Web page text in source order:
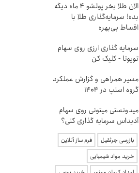
الان طلا بخر پولشو 4 ماه دیگه
بده! سرمایه‌گذاری طلا با
اقساط بی‌بهره
سرمایه گذاری ارزی روی سهام
تویوتا - کلیک کن
مسیر همراهی و گزارش عملکرد
گروه اسنپ در ۱۴۰۴
میدونستی میتونی روی سهام
آدیداس سرمایه گذاری کنی؟
بازرسی جرثقیل
فرم ساز آنلاین
خرید مواد شیمیایی